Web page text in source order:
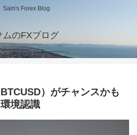
Sam's Forex Blog
ムのFXブログ
）がチャンスかも
境認識